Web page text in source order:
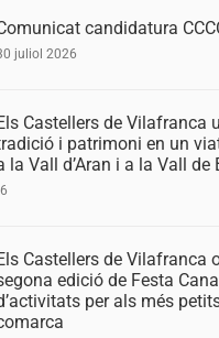
candidatura
juliol 2026
Castellers de Vilafranca
i patrimoni en un
la Vall d’Aran i a la Vall de
Castellers de Vilafranca
edició de Festa
per als més